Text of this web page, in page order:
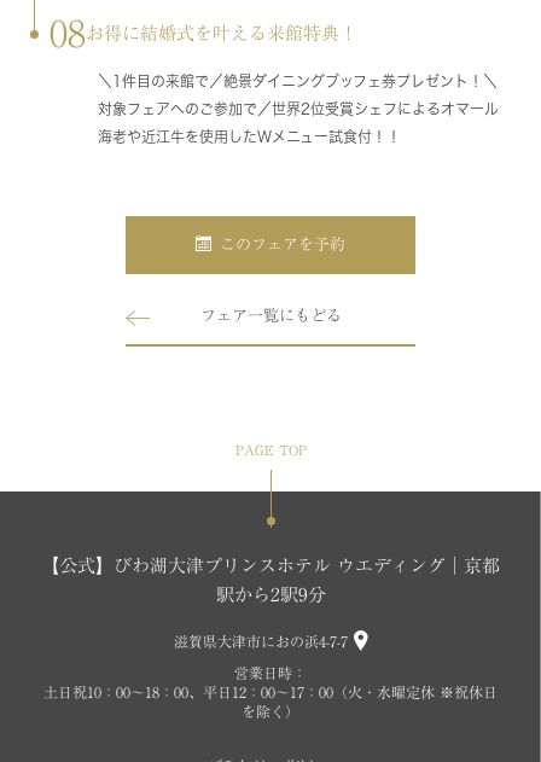
08お得に結婚式を叶える来館特典！
＼1件目の来館で／絶景ダイニングブッフェ券プレゼント！＼
対象フェアへのご参加で／世界2位受賞シェフによるオマール
海老や近江牛を使用したWメニュー試食付！！
このフェアを予約
フェア一覧にもどる
PAGE TOP
【公式】びわ湖大津プリンスホテル ウエディング│京都
駅から2駅9分
滋賀県大津市におの浜4-7-7
営業日時：
土日祝10：00～18：00、平日12：00～17：00（火・水曜定休 ※祝休日
を除く）